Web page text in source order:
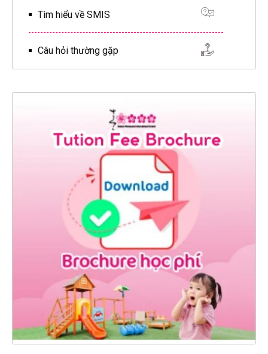
Tìm hiểu về SMIS
Câu hỏi thường gặp